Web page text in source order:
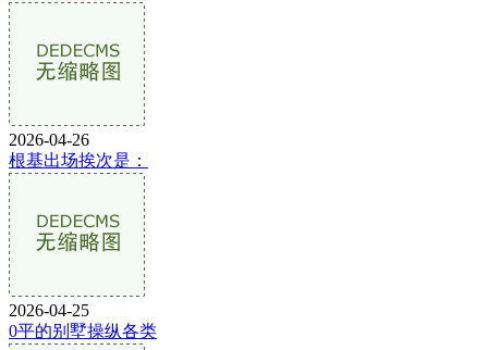
2026-04-26
根基出场挨次是：
2026-04-25
0平的别墅操纵各类